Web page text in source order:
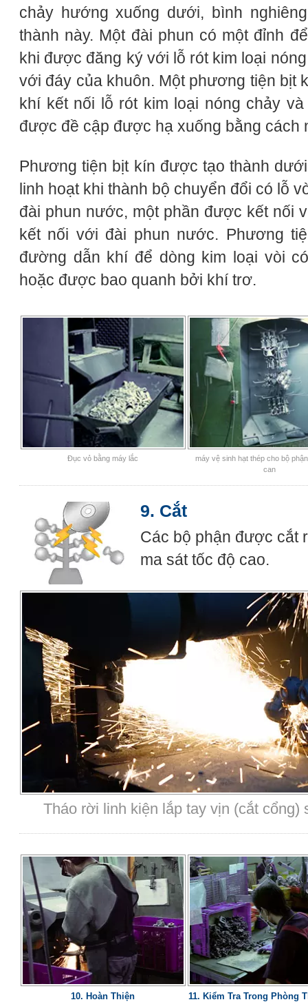
chảy hướng xuống dưới, bình
thành này. Một đài phun có một đỉnh
khi được đăng ký với lỗ rót kim loại
với đáy của khuôn. Một phương tiện bịt
khí kết nối lỗ rót kim loại nóng chảy
được đề cập được hạ xuống bằng cách
Phương tiện bịt kín được tạo thành
linh hoạt khi thành bộ chuyển đổi có lỗ
đài phun nước, một phần được kết nối
kết nối với đài phun nước. Phương
đường dẫn khí để dòng kim loại vòi
hoặc được bao quanh bởi khí trơ.
Đục vỏ bằng máy lắc
máy vệ sinh hạt thép cho bộ
can
9. Cắt
Các bộ phận được cắt
ma sát tốc độ cao.
Tháo rời linh kiện lắp tay vịn (cắt cổng)
10. Hoàn Thiện 11. Kiểm Tra Trong Phòng